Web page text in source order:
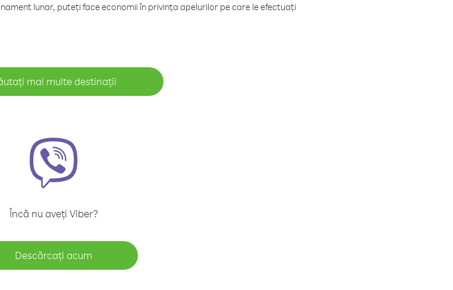
lunar, puteți face economii în privința apelurilor pe care le efectuați
mai multe destinații
Încă nu aveți Viber?
Descărcați acum